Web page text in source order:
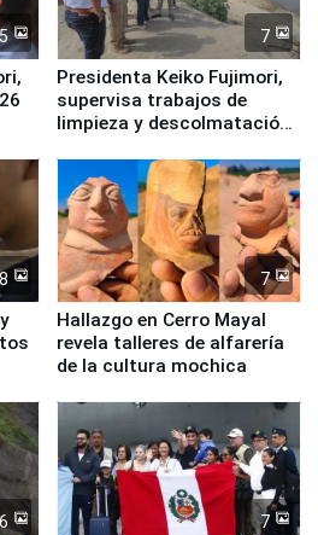
5 7
Presidenta Keiko Fujimori,
supervisa trabajos de
limpieza y descolmatación
8 7
Hallazgo en Cerro Mayal
revela talleres de alfarería
de la cultura mochica
6 7